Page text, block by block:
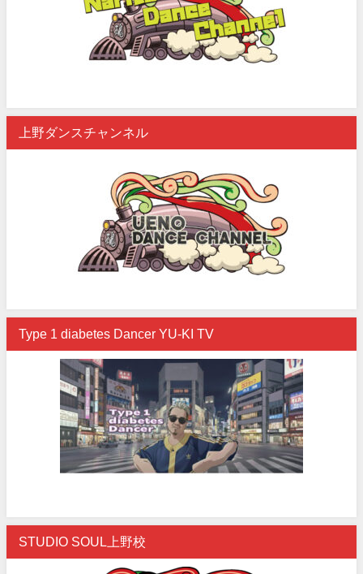
上野ダンスチャンネル
Type 1 diabetes Dancer YU-KI TV
STUDIO SOUL上野校